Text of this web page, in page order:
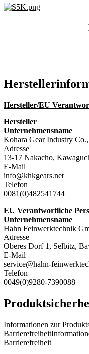
Hersteller/EU
Hersteller
Unternehmensname
Kohara Gear Industry
Adresse
13-17 Nakacho,
E-Mail
info@khkgears.net
Telefon
0081(0)482541744
EU Verantwortliche
Unternehmensname
Hahn Feinwerktechnik
Adresse
Oberes Dorf 1, Selbitz,
E-Mail
service@hahn-
Telefon
0049(0)9280-7390088
Informationen zur
Barrierefreiheit